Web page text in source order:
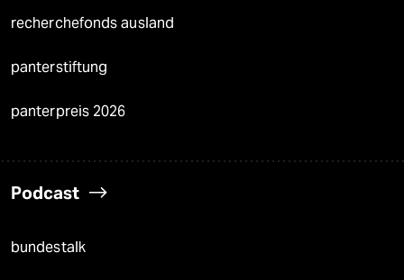
recherchefonds ausland
panterstiftung
panterpreis 2026
Podcast
bundestalk